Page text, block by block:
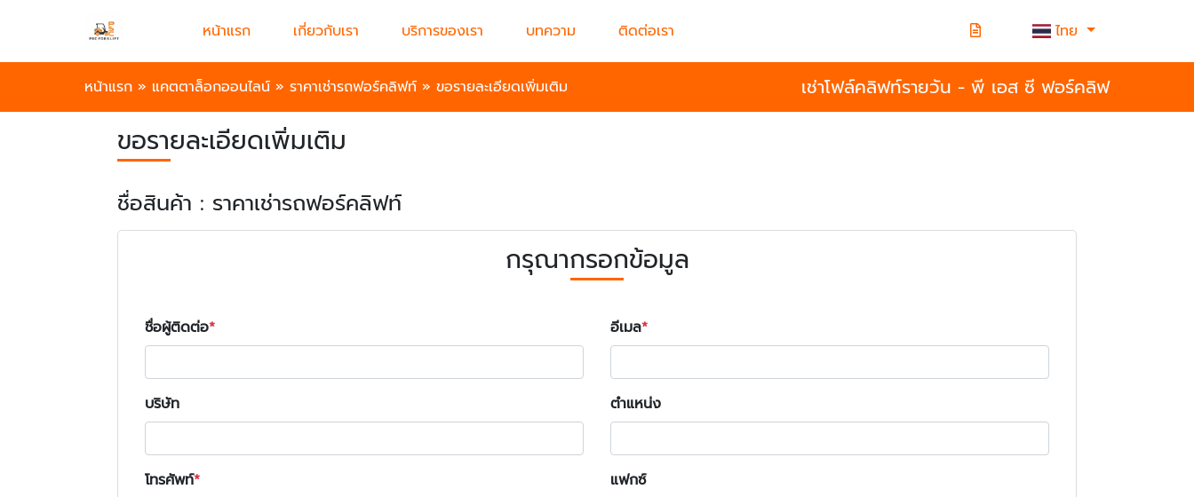
หน้าแรก เกี่ยวกับเรา บริการของเรา บทความ ติดต่อเรา ไทย
หน้าแรก » แคตตาล็อกออนไลน์ » ราคาเช่ารถฟอร์คลิฟท์ » ขอรายละเอียดเพิ่มเติม เช่าโฟล์คลิฟท์รายวัน - พี เอส ซี ฟอร์คลิฟ
ขอรายละเอียดเพิ่มเติม
ชื่อสินค้า : ราคาเช่ารถฟอร์คลิฟท์
กรุณากรอกข้อมูล
ชื่อผู้ติดต่อ อีเมล
บริษัท ตำแหน่ง
โทรศัพท์ แฟกซ์